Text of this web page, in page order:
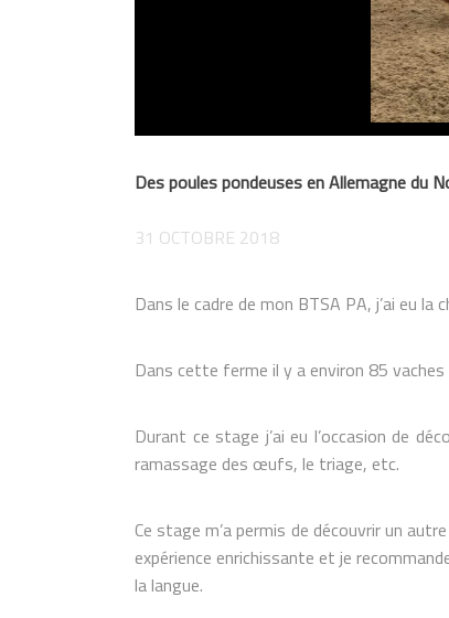
Des poules pondeuses en Allemagne du
31 OCTOBRE 2018
Dans le cadre de mon BTSA PA, j’ai eu
Dans cette ferme il y a environ 85
Durant ce stage j’ai eu l’occasion de
ramassage des œufs, le triage, etc.
Ce stage m’a permis de découvrir un
expérience enrichissante et je
la langue.